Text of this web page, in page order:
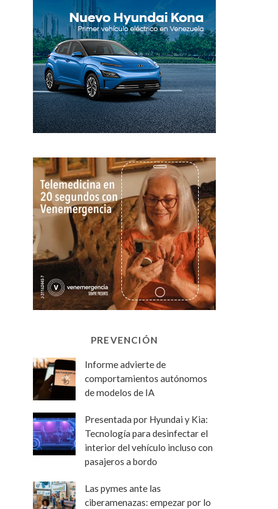
PREVENCIÓN
Informe advierte de
comportamientos autónomos
de modelos de IA
Presentada por Hyundai y Kia:
Tecnología para desinfectar el
interior del vehículo incluso con
pasajeros a bordo
Las pymes ante las
ciberamenazas: empezar por lo